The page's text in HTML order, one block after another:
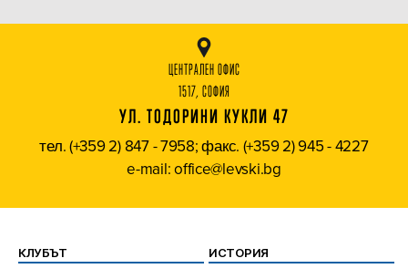
ЦЕНТРАЛЕН ОФИС
1517, СОФИЯ
УЛ. ТОДОРИНИ КУКЛИ 47
тел. (+359 2) 847 - 7958; факс. (+359 2) 945 - 4227
e-mail: office@levski.bg
КЛУБЪТ ИСТОРИЯ